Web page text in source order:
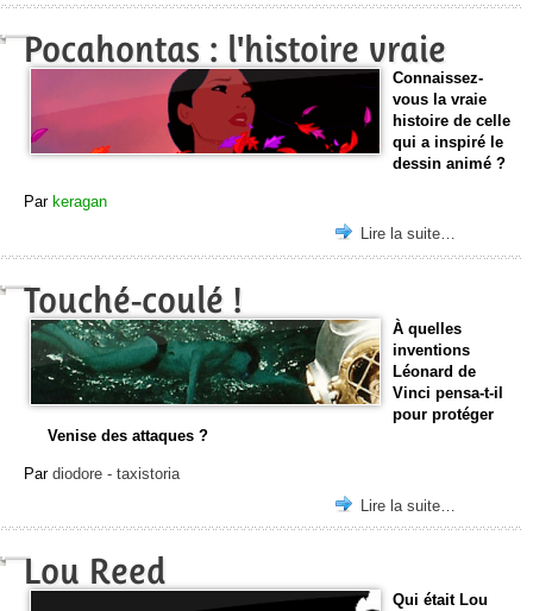
Pocahontas : l'histoire vraie
Connaissez-
vous la vraie
histoire de celle
qui a inspiré le
dessin animé ?
Par keragan
Lire la suite…
Touché-coulé !
À quelles
inventions
Léonard de
Vinci pensa-t-il
pour protéger
Venise des attaques ?
Par diodore - taxistoria
Lire la suite…
Lou Reed
Qui était Lou